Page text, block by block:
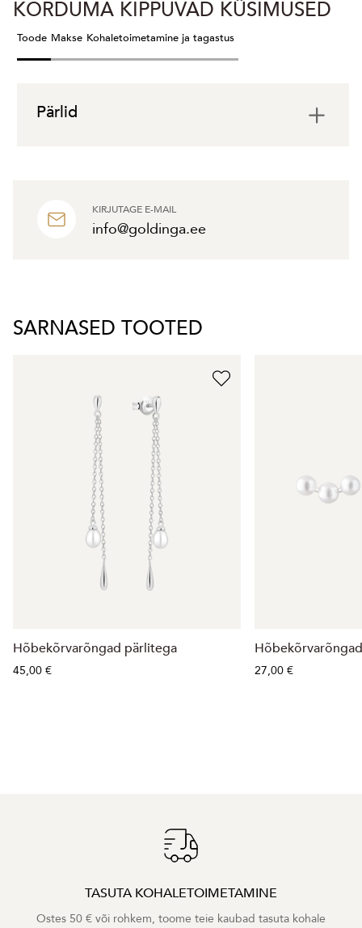
KIRJUTAGE E-MAIL
info@goldinga.ee
KORDUMA KIPPUVAD KÜSIMUSED
Toode Makse Kohaletoimetamine ja tagastus
Pärlid
SARNASED TOOTED
Hõbekõrvarõngad pärlitega
45,00 € 27,00 €
TASUTA KOHALETOIMETAMINE
Ostes 50 € või rohkem, toome teie kaubad tasuta kohale